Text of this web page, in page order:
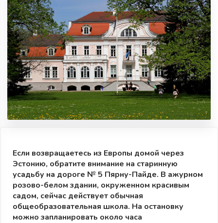
Если возвращаетесь из Европы домой через
Эстонию, обратите внимание на старинную
усадьбу на дороге № 5 Пярну-Пайде. В ажурном
розово-белом здании, окруженном красивым
садом, сейчас действует обычная
общеобразовательная школа. На остановку
можно запланировать около часа